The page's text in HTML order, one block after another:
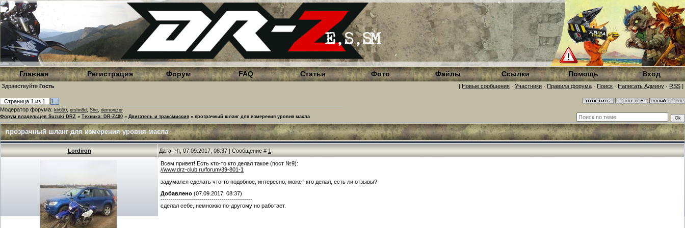
Главная Регистрация Форум FAQ Статьи Фото Файлы Ссылки Помощь Вход
Здравствуйте Гость [ Новые сообщения · Участники · Правила форума · Поиск · Написать Админу · RSS ]
Страница 1 из 1
1
Модератор форума: klr650 ershn8d She demonizer
Форум владельцев Suzuki DRZ » Техника: DR-Z400 » Двигатель и трансмиссия » прозрачный шланг для измерения уровня масла
прозрачный шланг для измерения уровня масла
Lordiron Дата: Чт, 07.09.2017, 08:37 | Сообщение # 1
Всем привет! Есть кто-то кто делал такое (пост №9):
//www.drz-club.ru/forum/39-801-1
задумался сделать что-то подобное, интересно, может кто делал, есть ли отзывы?
Добавлено (07.09.2017, 08:37)
---------------------------------------------
сделал себе, немножко по-другому но работает.